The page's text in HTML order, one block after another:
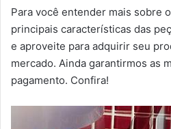
Para você entender mais sobre
principais características das
e aproveite para adquirir seu
mercado. Ainda garantirmos as
pagamento. Confira!